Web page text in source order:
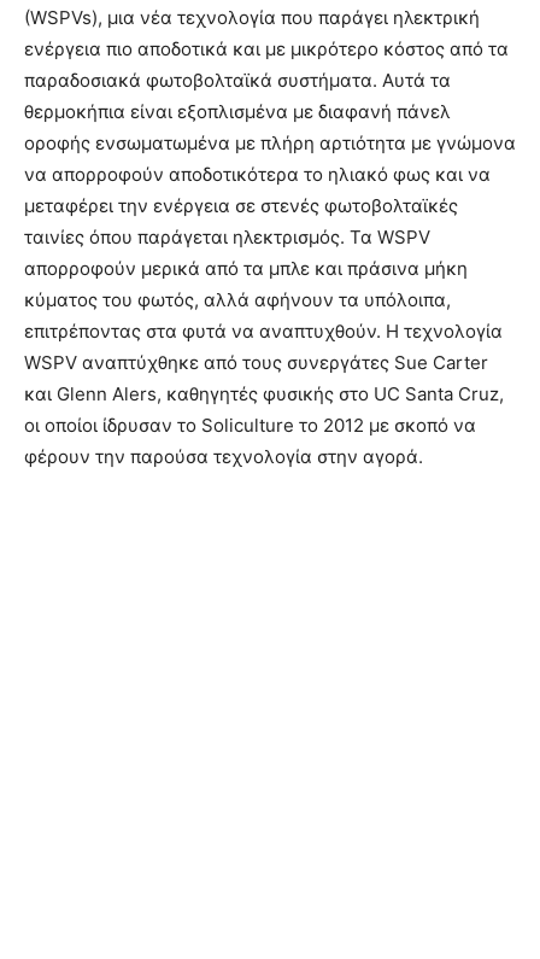
(WSPVs), μια νέα τεχνολογία που παράγει ηλεκτρική
ενέργεια πιο αποδοτικά και με μικρότερο κόστος από τα
παραδοσιακά φωτοβολταϊκά συστήματα. Αυτά τα
θερμοκήπια είναι εξοπλισμένα με διαφανή πάνελ
οροφής ενσωματωμένα με πλήρη αρτιότητα με γνώμονα
να απορροφούν αποδοτικότερα το ηλιακό φως και να
μεταφέρει την ενέργεια σε στενές φωτοβολταϊκές
ταινίες όπου παράγεται ηλεκτρισμός. Τα WSPV
απορροφούν μερικά από τα μπλε και πράσινα μήκη
κύματος του φωτός, αλλά αφήνουν τα υπόλοιπα,
επιτρέποντας στα φυτά να αναπτυχθούν. Η τεχνολογία
WSPV αναπτύχθηκε από τους συνεργάτες Sue Carter
και Glenn Alers, καθηγητές φυσικής στο UC Santa Cruz,
οι οποίοι ίδρυσαν το Soliculture το 2012 με σκοπό να
φέρουν την παρούσα τεχνολογία στην αγορά.